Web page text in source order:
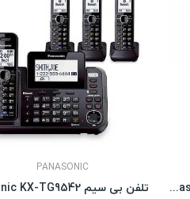
PANASONIC
تلفن بی سیم Panasonic KX-TG1711